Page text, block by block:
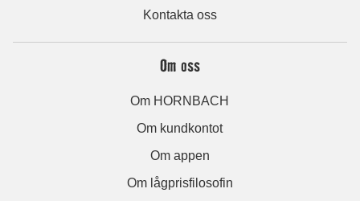
Kontakta oss
Om oss
Om HORNBACH
Om kundkontot
Om appen
Om lågprisfilosofin